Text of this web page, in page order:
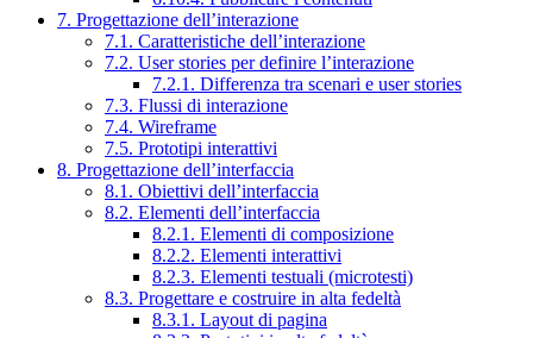
7. Progettazione dell’interazione
7.1. Caratteristiche dell’interazione
7.2. User stories per definire l’interazione
7.2.1. Differenza tra scenari e user stories
7.3. Flussi di interazione
7.4. Wireframe
7.5. Prototipi interattivi
8. Progettazione dell’interfaccia
8.1. Obiettivi dell’interfaccia
8.2. Elementi dell’interfaccia
8.2.1. Elementi di composizione
8.2.2. Elementi interattivi
8.2.3. Elementi testuali (microtesti)
8.3. Progettare e costruire in alta fedeltà
8.3.1. Layout di pagina